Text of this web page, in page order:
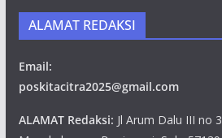
ALAMAT REDAKSI
Email:
poskitacitra2025@gmail.com
ALAMAT Redaksi: Jl Arum Dalu III no 3